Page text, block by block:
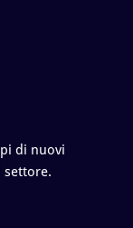
di nuovi
settore.